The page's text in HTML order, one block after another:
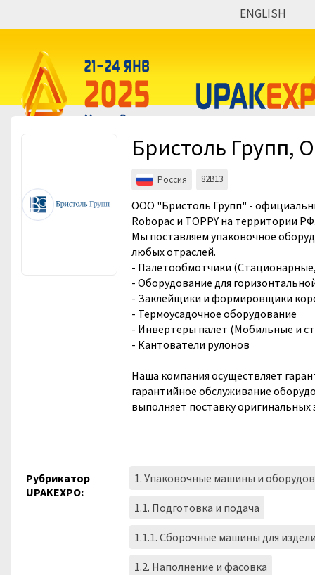
ENGLISH
Бристоль Групп,
Россия 82B13
ООО "Бристоль Групп" -
Robopac и TOPPY на территории
Мы поставляем упаковочное
любых отраслей.
- Палетообмотчики
- Оборудование для
- Заклейщики и формировщики
- Термоусадочное оборудование
- Инвертеры палет (Мобильные и
- Кантователи рулонов
Наша компания осуществляет
гарантийное обслуживание
выполняет поставку оригинальных
Рубрикатор
UPAKEXPO:
1. Упаковочные машины и
1.1. Подготовка и подача
1.1.1. Сборочные машины для
1.2. Наполнение и фасовка
Мероприятия
Организации